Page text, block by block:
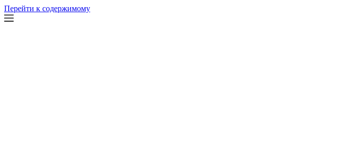
Перейти к содержимому